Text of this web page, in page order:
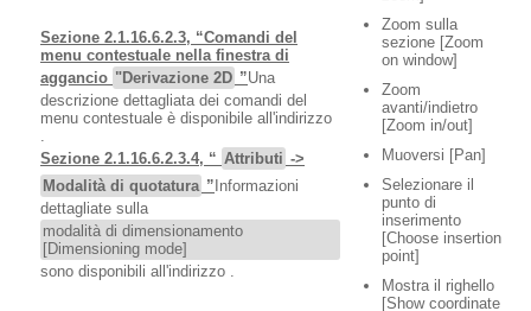
Sezione 2.1.16.6.2.3, “Comandi del
menu contestuale nella finestra di
aggancio "Derivazione 2D ”Una
descrizione dettagliata dei comandi del
menu contestuale è disponibile all'indirizzo
.
Sezione 2.1.16.6.2.3.4, “ Attributi ->
Modalità di quotatura ” Informazioni
dettagliate sulla
modalità di dimensionamento
[Dimensioning mode]
sono disponibili all'indirizzo .
Zoom sulla
sezione [Zoom
on window]
Zoom
avanti/indietro
[Zoom in/out]
Muoversi [Pan]
Selezionare il
punto di
inserimento
[Choose insertion
point]
Mostra il righello
[Show coordinate